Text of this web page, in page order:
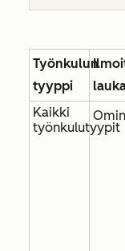
Työnkulun
tyyppi
Kaikki
työnkulutyypit